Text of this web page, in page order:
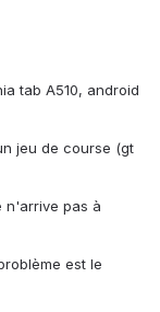
tab A510, android
jeu de course (gt
n'arrive pas à
est le